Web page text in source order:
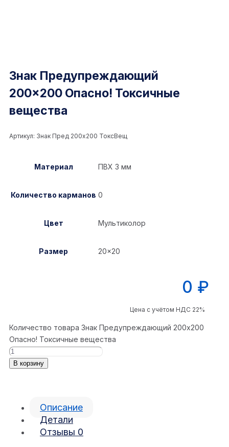
Знак Предупреждающий
200×200 Опасно! Токсичные
вещества
Артикул: Знак Пред 200x200 ТоксВещ
Материал ПВХ 3 мм
Количество карманов 0
Цвет Мультиколор
Размер 20×20
0 ₽
Цена с учётом НДС 22%
Количество товара Знак Предупреждающий 200x200
Опасно! Токсичные вещества
В корзину
Описание
Детали
Отзывы 0